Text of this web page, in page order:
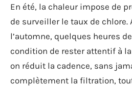
En été, la chaleur impose de
de surveiller le taux de chlore.
l’automne, quelques heures
condition de rester attentif à la
on réduit la cadence, sans
complètement la filtration,